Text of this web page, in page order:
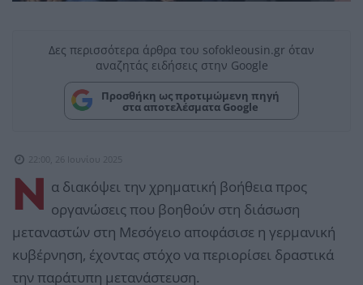
Δες περισσότερα άρθρα του sofokleousin.gr όταν
αναζητάς ειδήσεις στην Google
Προσθήκη ως προτιμώμενη πηγή
στα αποτελέσματα Google
22:00, 26 Ιουνίου 2025
Ν
α διακόψει την χρηματική βοήθεια προς
οργανώσεις που βοηθούν στη διάσωση
μεταναστών στη Μεσόγειο αποφάσισε η γερμανική
κυβέρνηση, έχοντας στόχο να περιορίσει δραστικά
την παράτυπη μετανάστευση.